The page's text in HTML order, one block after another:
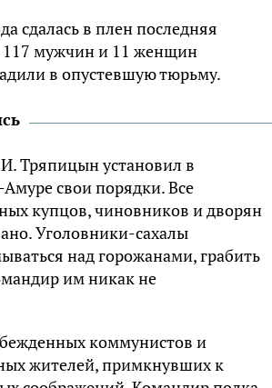
сдалась в плен последняя
117 мужчин и 11 женщин
в опустевшую тюрьму.
Тряпицын установил в
свои порядки. Все
купцов, чиновников и дворян
Уголовники-сахалы
над горожанами, грабить
им никак не
коммунистов и
жителей, примкнувших к